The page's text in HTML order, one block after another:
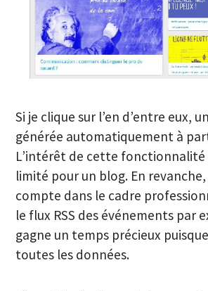
Si je clique sur l’en d’entre eux,
générée automatiquement à
L’intérêt de cette fonctionnalité
limité pour un blog. En
compte dans le cadre
le flux RSS des événements par
gagne un temps précieux
toutes les données.